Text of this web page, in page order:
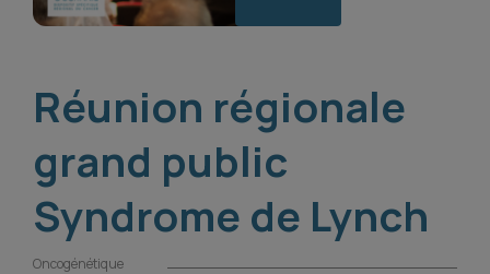
Réunion régionale
grand public
Syndrome de Lynch
Oncogénétique